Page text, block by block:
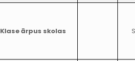
Klase ārpus skolas